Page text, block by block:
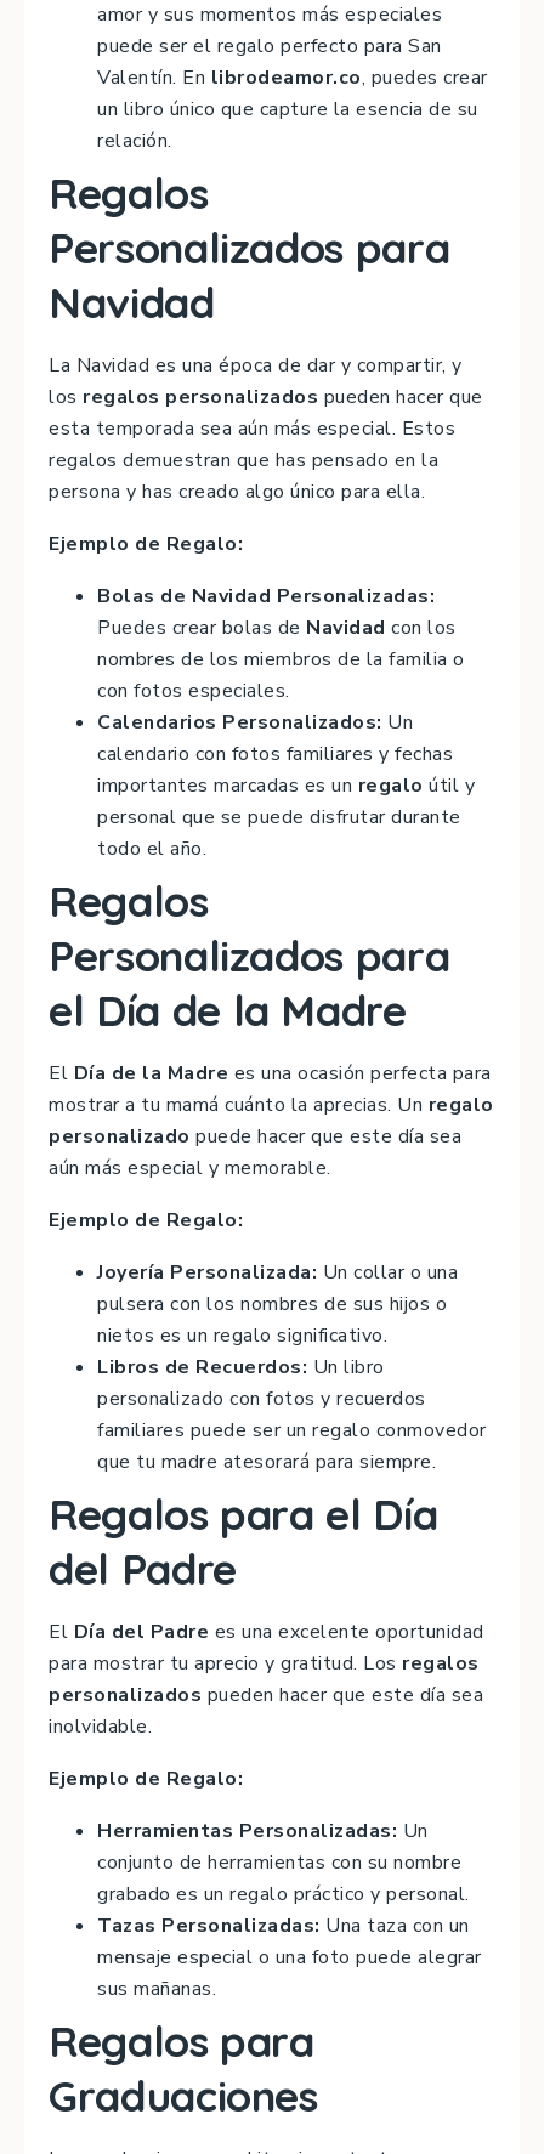
amor y sus momentos más especiales
puede ser el regalo perfecto para San
Valentín. En librodeamor.co, puedes crear
un libro único que capture la esencia de su
relación.
Regalos
Personalizados para
Navidad
La Navidad es una época de dar y compartir, y
los regalos personalizados pueden hacer que
esta temporada sea aún más especial. Estos
regalos demuestran que has pensado en la
persona y has creado algo único para ella.
Ejemplo de Regalo:
Bolas de Navidad Personalizadas:
Puedes crear bolas de Navidad con los
nombres de los miembros de la familia o
con fotos especiales.
Calendarios Personalizados: Un
calendario con fotos familiares y fechas
importantes marcadas es un regalo útil y
personal que se puede disfrutar durante
todo el año.
Regalos
Personalizados para
el Día de la Madre
El Día de la Madre es una ocasión perfecta para
mostrar a tu mamá cuánto la aprecias. Un regalo
personalizado puede hacer que este día sea
aún más especial y memorable.
Ejemplo de Regalo:
Joyería Personalizada: Un collar o una
pulsera con los nombres de sus hijos o
nietos es un regalo significativo.
Libros de Recuerdos: Un libro
personalizado con fotos y recuerdos
familiares puede ser un regalo conmovedor
que tu madre atesorará para siempre.
Regalos para el Día
del Padre
El Día del Padre es una excelente oportunidad
para mostrar tu aprecio y gratitud. Los regalos
personalizados pueden hacer que este día sea
inolvidable.
Ejemplo de Regalo:
Herramientas Personalizadas: Un
conjunto de herramientas con su nombre
grabado es un regalo práctico y personal.
Tazas Personalizadas: Una taza con un
mensaje especial o una foto puede alegrar
sus mañanas.
Regalos para
Graduaciones